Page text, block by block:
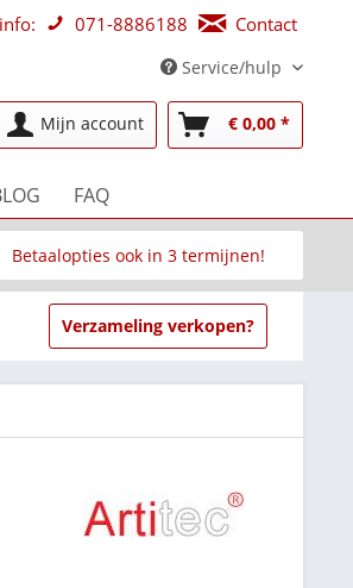
071-8886188 Contact
Service/hulp
Mijn account € 0,00 *
FAQ
Betaalopties ook in 3 termijnen!
Via Multisafepay (veilig via SSL)
Verzameling verkopen?